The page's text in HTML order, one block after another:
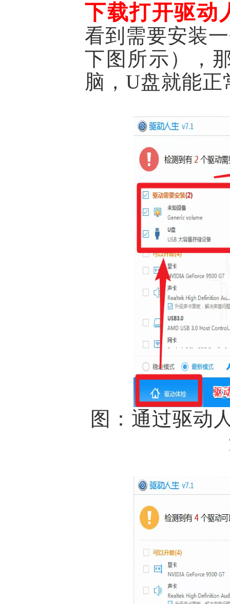
下载打开驱动
看到需要安装
下图所示），
脑，U盘就能
图：通过驱动